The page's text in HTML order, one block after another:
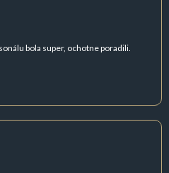
bola super, ochotne poradili.